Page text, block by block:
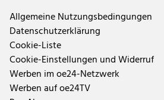
Allgemeine Nutzungsbedingungen
Datenschutzerklärung
Cookie-Liste
Cookie-Einstellungen und Widerruf
Werben im oe24-Netzwerk
Werben auf oe24TV